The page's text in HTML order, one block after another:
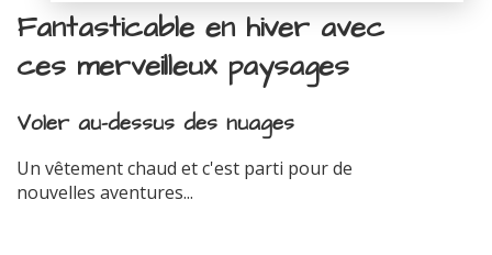
Fantasticable en hiver avec
ces merveilleux paysages
Voler au-dessus des nuages
Un vêtement chaud et c'est parti pour de
nouvelles aventures...